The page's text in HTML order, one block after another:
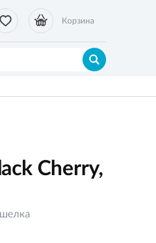
Корзина
Cherry,